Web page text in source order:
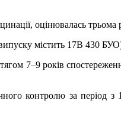
оцінювалась трьома
містить 17В 430
7–9 років
контролю за період